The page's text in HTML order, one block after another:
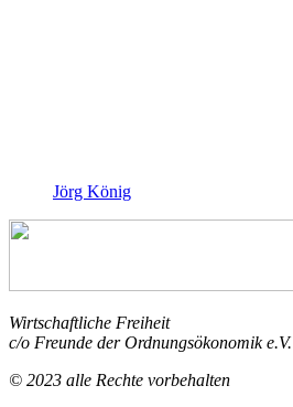
Jörg König
Wirtschaftliche Freiheit
c/o Freunde der Ordnungsökonomik e.V.
© 2023 alle Rechte vorbehalten